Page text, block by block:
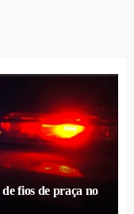
fios de praça no